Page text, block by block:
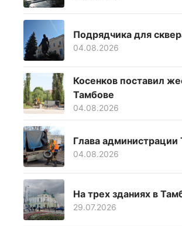
Подрядчика для
04.08.2026
Косенков поставил
Тамбове
04.08.2026
Глава
04.08.2026
На трех зданиях в
29.07.2026